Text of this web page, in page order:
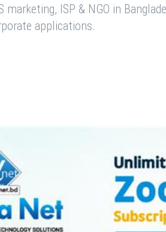
marketing, ISP & NGO in
applications.